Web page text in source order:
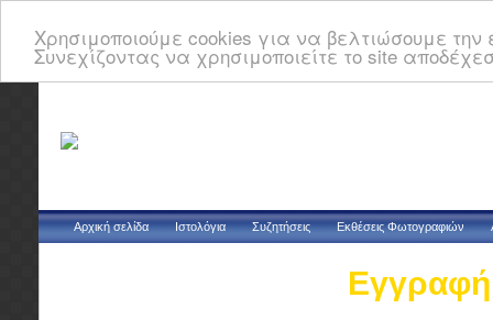
Χρησιμοποιούμε cookies για να βελτιώσουμε
Συνεχίζοντας να χρησιμοποιείτε το site
Αρχική σελίδα Ιστολόγια Συζητήσεις Εκθέσεις Φωτογραφιών
Εγγραφή